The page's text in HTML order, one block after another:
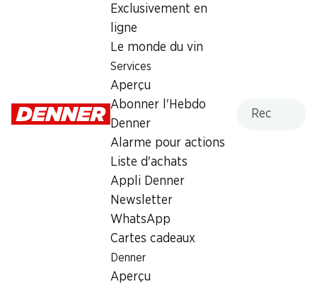
Exclusivement en
ligne
Le monde du vin
Services
Aperçu
Abonner l'Hebdo
Denner
Alarme pour actions
Liste d'achats
Appli Denner
Newsletter
WhatsApp
Cartes cadeaux
Denner
Aperçu
Jeudi
Retrait d'espèces avec la carte postale / M-Card